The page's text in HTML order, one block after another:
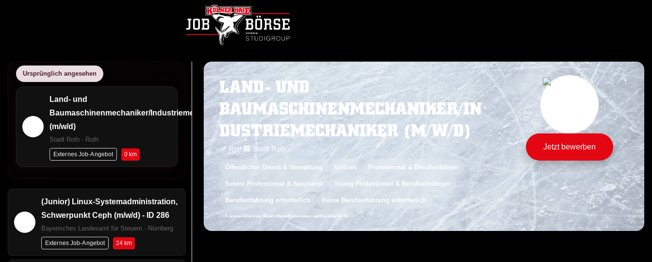
Ursprünglich angesehen
Land- und
Baumaschinenmechaniker/Industriemechaniker
(m/w/d)
Stadt Roth · Roth
Externes Job-Angebot 0 km
(Junior) Linux-Systemadministration,
Schwerpunkt Ceph (m/w/d) - ID 286
Bayerisches Landesamt für Steuern · Nürnberg
Externes Job-Angebot 24 km
LAND- UND
BAUMASCHINENMECHANIKER/IN
DUSTRIEMECHANIKER (M/W/D)
📍 Roth🏢 Stadt Roth
Öffentlicher Dienst & Verwaltung Vollzeit Professional & Berufserfahren
Senior Professional & Spezialist Young Professional & Berufseinsteiger
Berufserfahrung erforderlich Keine Berufserfahrung erforderlich
Langjährige Berufserfahrung erforderlich
Jetzt bewerben